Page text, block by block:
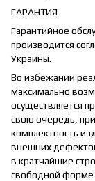
ГАРАНТИЯ
Гарантийное
производится
Украины.
Во избежании
максимально
осуществляется
свою очередь,
комплектность
внешних
в кратчайшие
свободной форме